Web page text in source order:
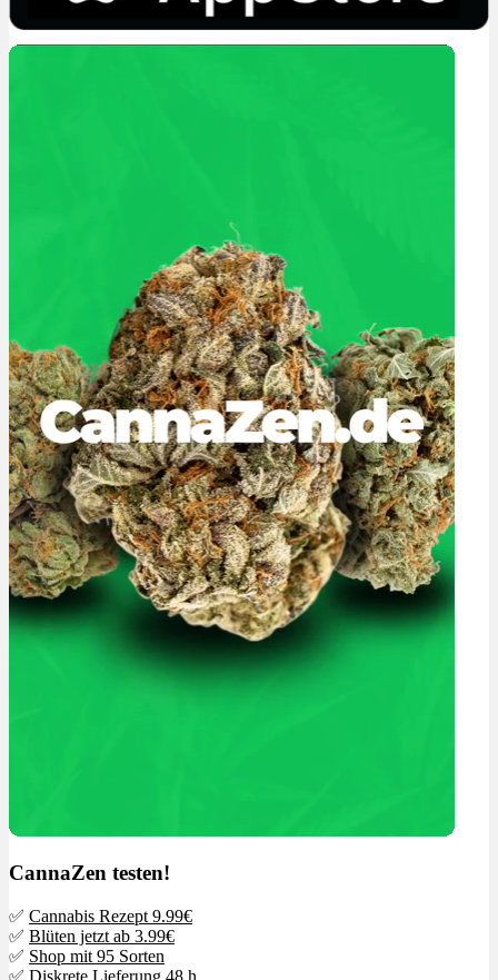
CannaZen testen!
✅ Cannabis Rezept 9.99€
✅ Blüten jetzt ab 3.99€
✅ Shop mit 95 Sorten
✅ Diskrete Lieferung 48 h